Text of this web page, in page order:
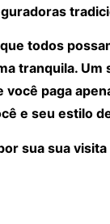
todos
tranquila. Um
você paga
e seu estilo
sua sua